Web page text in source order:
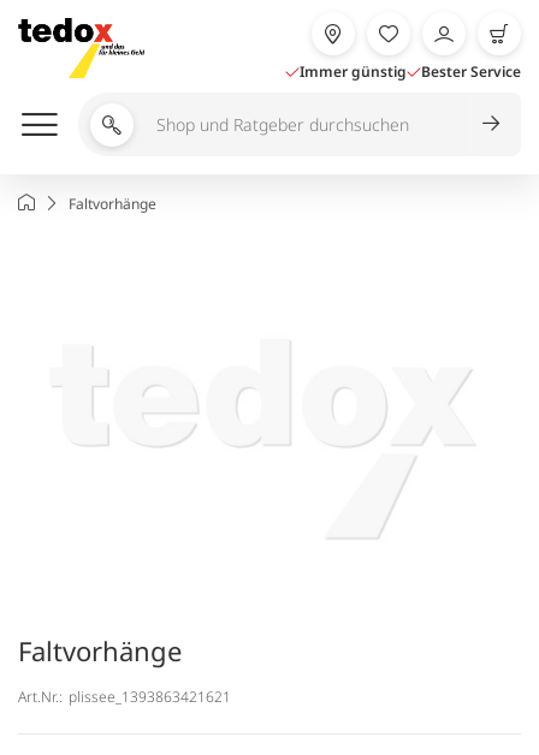
Inhalt
springen
Immer günstig Bester Service
Shop
durchsuchen
StartseiteFaltvorhänge
Faltvorhänge
Art.Nr.: plissee_1393863421621